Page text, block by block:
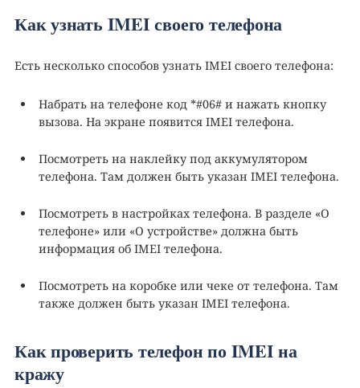
Как узнать IMEI своего телефона
Есть несколько способов узнать IMEI своего телефона:
Набрать на телефоне код *#06# и нажать кнопку
вызова. На экране появится IMEI телефона.
Посмотреть на наклейку под аккумулятором
телефона. Там должен быть указан IMEI телефона.
Посмотреть в настройках телефона. В разделе «О
телефоне» или «О устройстве» должна быть
информация об IMEI телефона.
Посмотреть на коробке или чеке от телефона. Там
также должен быть указан IMEI телефона.
Как проверить телефон по IMEI на
кражу